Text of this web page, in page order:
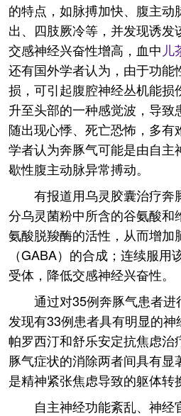
的特点，如脉搏加快、腹主动
出、四肢厥冷等，并发现诱发
交感神经兴奋性增高，血中 儿
还有国外学者认为，由于功能
损，可引起腹腔神经丛机能损
升至头部的一种感觉波，导
随出现心悸、死亡恐怖，多
学者认为奔豚气可能是由自主
歇性腹主动脉异常搏动。
有报道用乌灵胶囊治疗奔
分乌灵菌粉中所含的谷氨酸和
氨酸脱羧酶的活性，从而增加
（GABA）的合成；连续服
受体，降低交感神经兴奋性。
通过对35例奔豚气患者进
发现有33例患者具有明显的
帕罗西汀和舒乐安定抗焦虑治
豚气症状的消除两者间具有
是精神紧张焦虑导致的躯体转
自主神经功能紊乱、神